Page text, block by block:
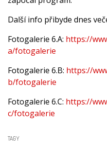
Další info přibyde dnes
Fotogalerie 6.A: https://
a/fotogalerie
Fotogalerie 6.B: https://
b/fotogalerie
Fotogalerie 6.C: https://
c/fotogalerie
TAGY